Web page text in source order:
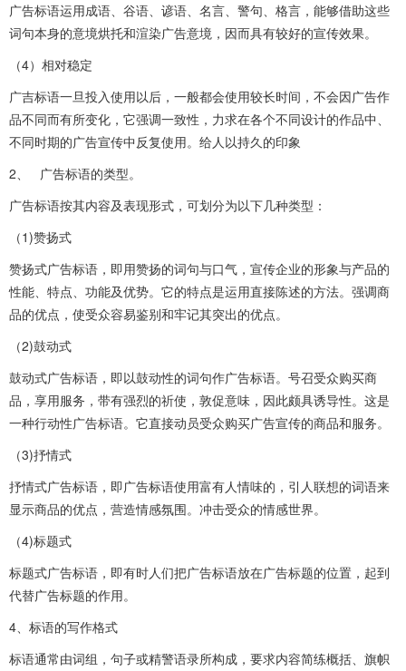
广告标语运用成语、谷语、谚语、名言、警句、格言，能够借助这些
词句本身的意境烘托和渲染广告意境，因而具有较好的宣传效果。
（4）相对稳定
广吉标语一旦投入使用以后，一般都会使用较长时间，不会因广告作
品不同而有所变化，它强调一致性，力求在各个不同设计的作品中、
不同时期的广告宣传中反复使用。给人以持久的印象
2、 广告标语的类型。
广告标语按其内容及表现形式，可划分为以下几种类型：
（1)赞扬式
赞扬式广告标语，即用赞扬的词句与口气，宣传企业的形象与产品的
性能、特点、功能及优势。它的特点是运用直接陈述的方法。强调商
品的优点，使受众容易鉴别和牢记其突出的优点。
（2)鼓动式
鼓动式广告标语，即以鼓动性的词句作广告标语。号召受众购买商
品，享用服务，带有强烈的祈使，敦促意味，因此颇具诱导性。这是
一种行动性广告标语。它直接动员受众购买广告宣传的商品和服务。
（3)抒情式
抒情式广告标语，即广告标语使用富有人情味的，引人联想的词语来
显示商品的优点，营造情感氛围。冲击受众的情感世界。
（4)标题式
标题式广告标语，即有时人们把广告标语放在广告标题的位置，起到
代替广告标题的作用。
4、标语的写作格式
标语通常由词组，句子或精警语录所构成，要求内容简练概括、旗帜